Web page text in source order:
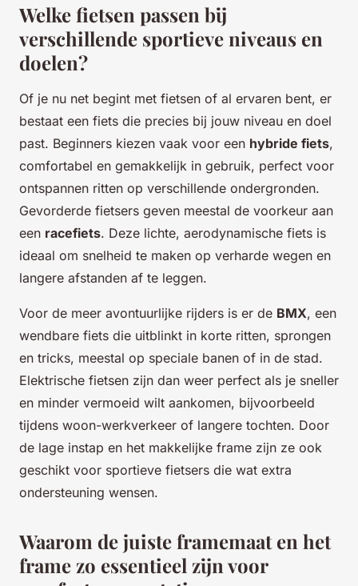
Welke fietsen passen bij
verschillende sportieve niveaus en
doelen?
Of je nu net begint met fietsen of al ervaren bent, er
bestaat een fiets die precies bij jouw niveau en doel
past. Beginners kiezen vaak voor een hybride fiets,
comfortabel en gemakkelijk in gebruik, perfect voor
ontspannen ritten op verschillende ondergronden.
Gevorderde fietsers geven meestal de voorkeur aan
een racefiets. Deze lichte, aerodynamische fiets is
ideaal om snelheid te maken op verharde wegen en
langere afstanden af te leggen.
Voor de meer avontuurlijke rijders is er de BMX, een
wendbare fiets die uitblinkt in korte ritten, sprongen
en tricks, meestal op speciale banen of in de stad.
Elektrische fietsen zijn dan weer perfect als je sneller
en minder vermoeid wilt aankomen, bijvoorbeeld
tijdens woon-werkverkeer of langere tochten. Door
de lage instap en het makkelijke frame zijn ze ook
geschikt voor sportieve fietsers die wat extra
ondersteuning wensen.
Waarom de juiste framemaat en het
frame zo essentieel zijn voor